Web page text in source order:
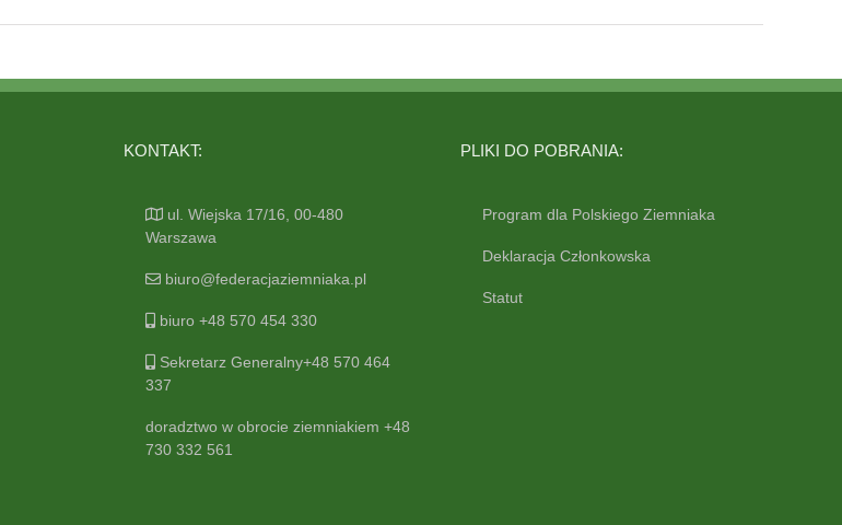
KONTAKT:
ul. Wiejska 17/16, 00-480
Warszawa
biuro@federacjaziemniaka.pl
biuro +48 570 454 330
Sekretarz Generalny+48 570 464
337
doradztwo w obrocie ziemniakiem +48
730 332 561
PLIKI DO POBRANIA:
Program dla Polskiego Ziemniaka
Deklaracja Członkowska
Statut